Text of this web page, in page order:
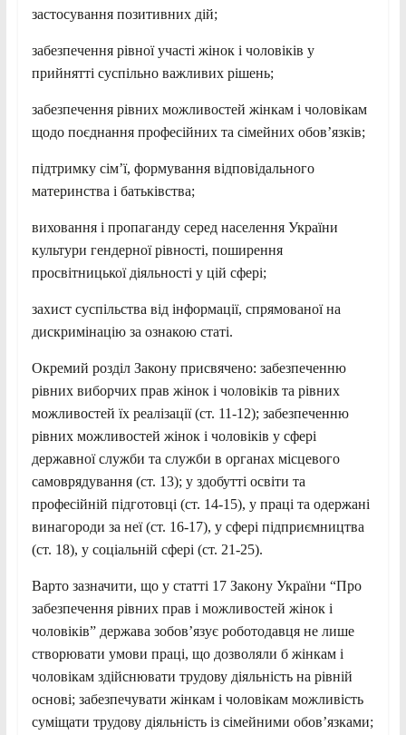
застосування позитивних дій;
забезпечення рівної участі жінок і чоловіків у
прийнятті суспільно важливих рішень;
забезпечення рівних можливостей жінкам і чоловікам
щодо поєднання професійних та сімейних обов’язків;
підтримку сім’ї, формування відповідального
материнства і батьківства;
виховання і пропаганду серед населення України
культури гендерної рівності, поширення
просвітницької діяльності у цій сфері;
захист суспільства від інформації, спрямованої на
дискримінацію за ознакою статі.
Окремий розділ Закону присвячено: забезпеченню
рівних виборчих прав жінок і чоловіків та рівних
можливостей їх реалізації (ст. 11-12); забезпеченню
рівних можливостей жінок і чоловіків у сфері
державної служби та служби в органах місцевого
самоврядування (ст. 13); у здобутті освіти та
професійній підготовці (ст. 14-15), у праці та одержані
винагороди за неї (ст. 16-17), у сфері підприємництва
(ст. 18), у соціальній сфері (ст. 21-25).
Варто зазначити, що у статті 17 Закону України “Про
забезпечення рівних прав і можливостей жінок і
чоловіків” держава зобов’язує роботодавця не лише
створювати умови праці, що дозволяли б жінкам і
чоловікам здійснювати трудову діяльність на рівній
основі; забезпечувати жінкам і чоловікам можливість
суміщати трудову діяльність із сімейними обов’язками;